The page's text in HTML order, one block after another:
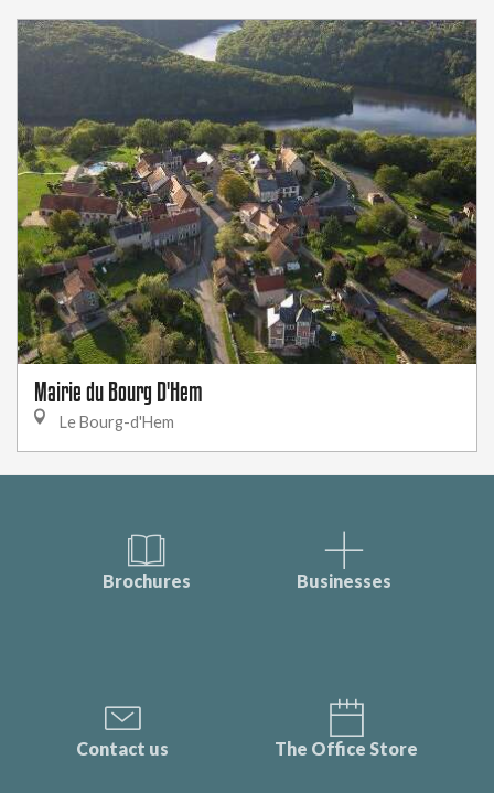
Mairie du Bourg D'Hem
Le Bourg-d'Hem
Brochures Businesses
Contact us The Office Store